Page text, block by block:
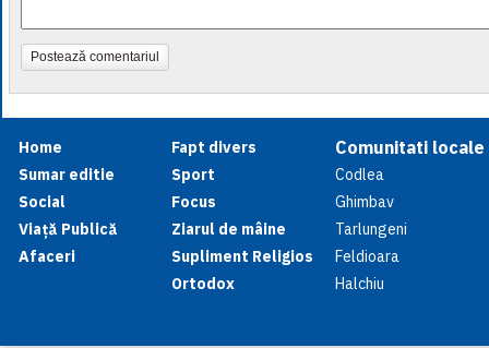
Postează comentariul
Home
Sumar editie
Social
Viață Publică
Afaceri
Fapt divers
Sport
Focus
Ziarul de mâine
Supliment Religios
Ortodox
Comunitati locale
Codlea
Ghimbav
Tarlungeni
Feldioara
Halchiu